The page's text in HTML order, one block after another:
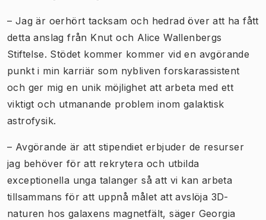
– Jag är oerhört tacksam och hedrad över att ha fått
detta anslag från Knut och Alice Wallenbergs
Stiftelse. Stödet kommer kommer vid en avgörande
punkt i min karriär som nybliven forskarassistent
och ger mig en unik möjlighet att arbeta med ett
viktigt och utmanande problem inom galaktisk
astrofysik.
– Avgörande är att stipendiet erbjuder de resurser
jag behöver för att rekrytera och utbilda
exceptionella unga talanger så att vi kan arbeta
tillsammans för att uppnå målet att avslöja 3D-
naturen hos galaxens magnetfält, säger Georgia